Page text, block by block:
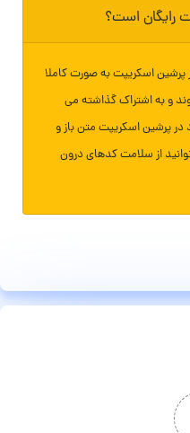
رایگان است؟
پرشین اسکریپت به صورت کاملا
و به اشتراک گذاشته می
پرشین اسکریپت متن باز و
از سلامت کدهای درون